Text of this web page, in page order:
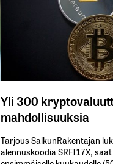
Yli 300
mahdollisuuksia
Tarjous SalkunRakentajan
alennuskoodia​ ​SRFI17X,​